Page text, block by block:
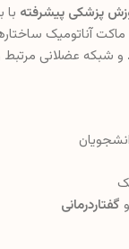
پزشکی پیشرفته
آناتومیک
و شبکه عضلانی مرتبط
و گفتاردرمانی